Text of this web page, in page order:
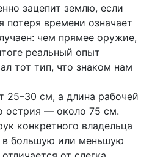
зацепит землю, если
потеря времени означает
чем прямее оружие,
реальный опыт
тот тип, что знаком нам
25–30 см, а длина рабочей
острия — около 75 см.
конкретного владельца
в большую или меньшую